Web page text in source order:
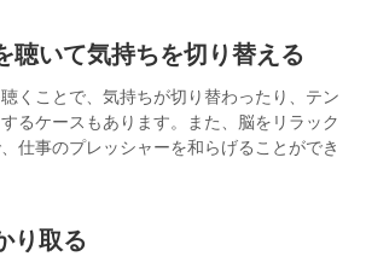
聴いて気持ちを切り替える
くことで、気持ちが切り替わったり、テン
るケースもあります。また、脳をリラック
仕事のプレッシャーを和らげることができ
り取る